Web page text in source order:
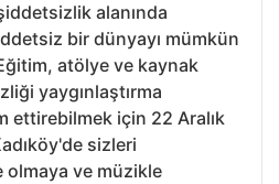
alanında
bir dünyayı mümkün
atölye ve kaynak
yaygınlaştırma
ettirebilmek için 22 Aralık
sizleri
olmaya ve müzikle